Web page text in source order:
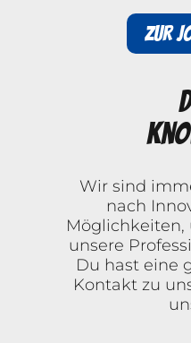
Zur
Wir sind
nach
Möglichkeiten,
unsere
Du hast eine
Kontakt zu